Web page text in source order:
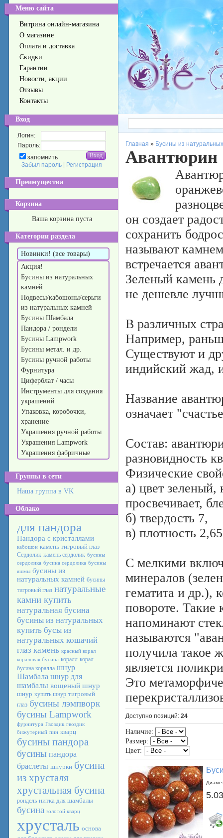
Меню сайта
Витрина онлайн-магазина
О магазине
Оплата и доставка
Скидки
Гарантии
Новости, акции
Отзывы
Контакты
Вход
Логин:
Пароль:
запомнить
Забыл пароль
Регистрация
Преимущества
Корзина
Ваша корзина пуста
Категории раздела
Новинки! (все товары)
Акция!
Бусины из натуральных
камней
Подвесы/кабошоны/серьги
из натуральных камней
Бусины Шамбала
Пандора / рондели
Бусины Lampwork
Бусины метал. и др.
Бусины ручной работы
Фурнитура
Циферблат / часы
Инструменты для создания
украшений
Упаковка, коробочки,
хранение
Украшения ручной работы
Украшения Lampwork
Украшения фабричные
Группы в сети
Наша группа в VK
Облако
для пандора
Пандора с кристаллами
кабошон камень тигровый глаз
Сердолик камень сердолик бусины
сердолика бусина сердолика бусины
яшмы бусины из
натуральных камней бусины
тигровый глаз натуральные
камни купить
натуральная бусина
бусины из натуральных
купить бусы из
натуральных кошачий
глаз камень красный корал
кораловая бусина коралл корал
бусина коралла шнур
Шамбала шнур для
шамбалы вощеный шнур
шнур купить шнур тигровый
глаз бусины лэмпворк
бусины Lampwork
фурнитура Гвоздик гвоздик
бижутерный пин кварц
бусины пандора
бусины пандора
браслеты шнурки бусина
из хрусталя
хрустальная бусина
рондель нитка для шамбалы
бусина золотой кварц
хрусталь основа
Главная » Бусины из
Авантюрин
он создает
сохранить
называют
встречается
Зеленый
не дешевле
В различных
Например,
Существуют и
индийский жад,
Название
означает
Состав:
разновидность
Физические
а) цвет зеленый,
просвечивает,
б) твердость 7,
в) плотность
С мелкими
минералов
гематита и др.),
повороте.
напоминают
называются
получила такое
является
Это
Доступно позиций: 24
Наличие:
Размер:
Цвет: